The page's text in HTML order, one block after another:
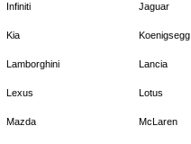
Infiniti Jaguar
Kia Koenigsegg
Lamborghini Lancia
Lexus Lotus
Mazda McLaren